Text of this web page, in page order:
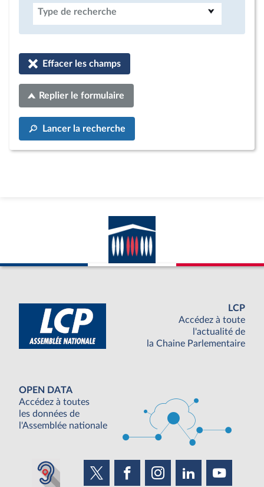
Type de recherche
Effacer les champs
Replier le formulaire
Lancer la recherche
LCP
Accédez à toute
l'actualité de
la Chaine Parlementaire
OPEN DATA
Accédez à toutes
les données de
l'Assemblée nationale